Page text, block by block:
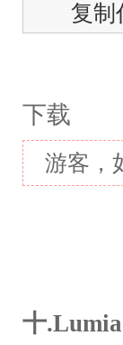
复制
下载
游客，
十